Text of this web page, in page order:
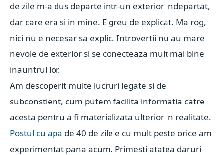
de zile m-a dus departe intr-un exterior indepartat,
dar care era si in mine. E greu de explicat. Ma rog,
nici nu e necesar sa explic. Introvertii nu au mare
nevoie de exterior si se conecteaza mult mai bine
inauntrul lor.
Am descoperit multe lucruri legate si de
subconstient, cum putem facilita informatia catre
acesta pentru a fi materializata ulterior in realitate.
Postul cu apa de 40 de zile e cu mult peste orice am
experimentat pana acum. Primesti atatea daruri